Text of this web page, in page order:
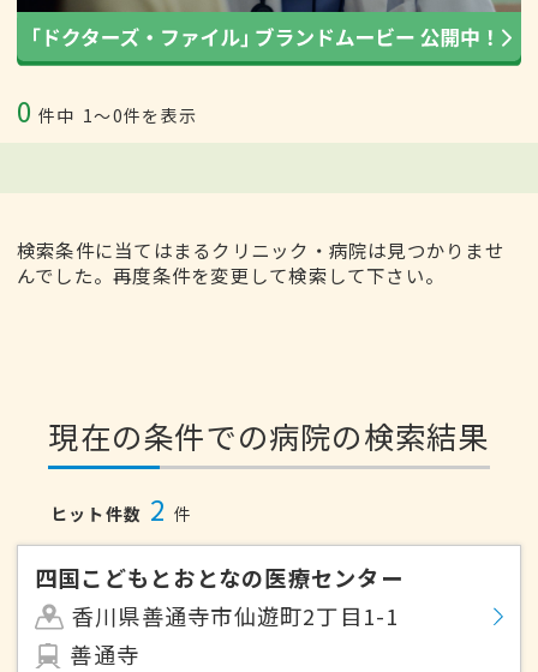
0 件中 1〜0件を表示
検索条件に当てはまるクリニック・病院は見つかりませ
んでした。再度条件を変更して検索して下さい。
現在の条件での病院の検索結果
ヒット件数 2 件
四国こどもとおとなの医療センター
香川県善通寺市仙遊町2丁目1-1
善通寺